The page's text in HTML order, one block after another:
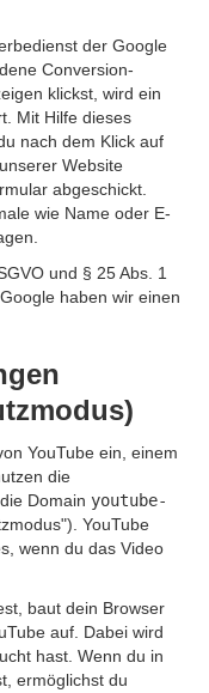
der Google
Conversion-
klickst, wird ein
Mit Hilfe dieses
nach dem Klick auf
Website
abgeschickt.
wie Name oder E-
und § 25 Abs. 1
haben wir einen
YouTube ein, einem
die
Domain youtube-
YouTube
wenn du das Video
baut dein Browser
auf. Dabei wird
hast. Wenn du in
ermöglichst du